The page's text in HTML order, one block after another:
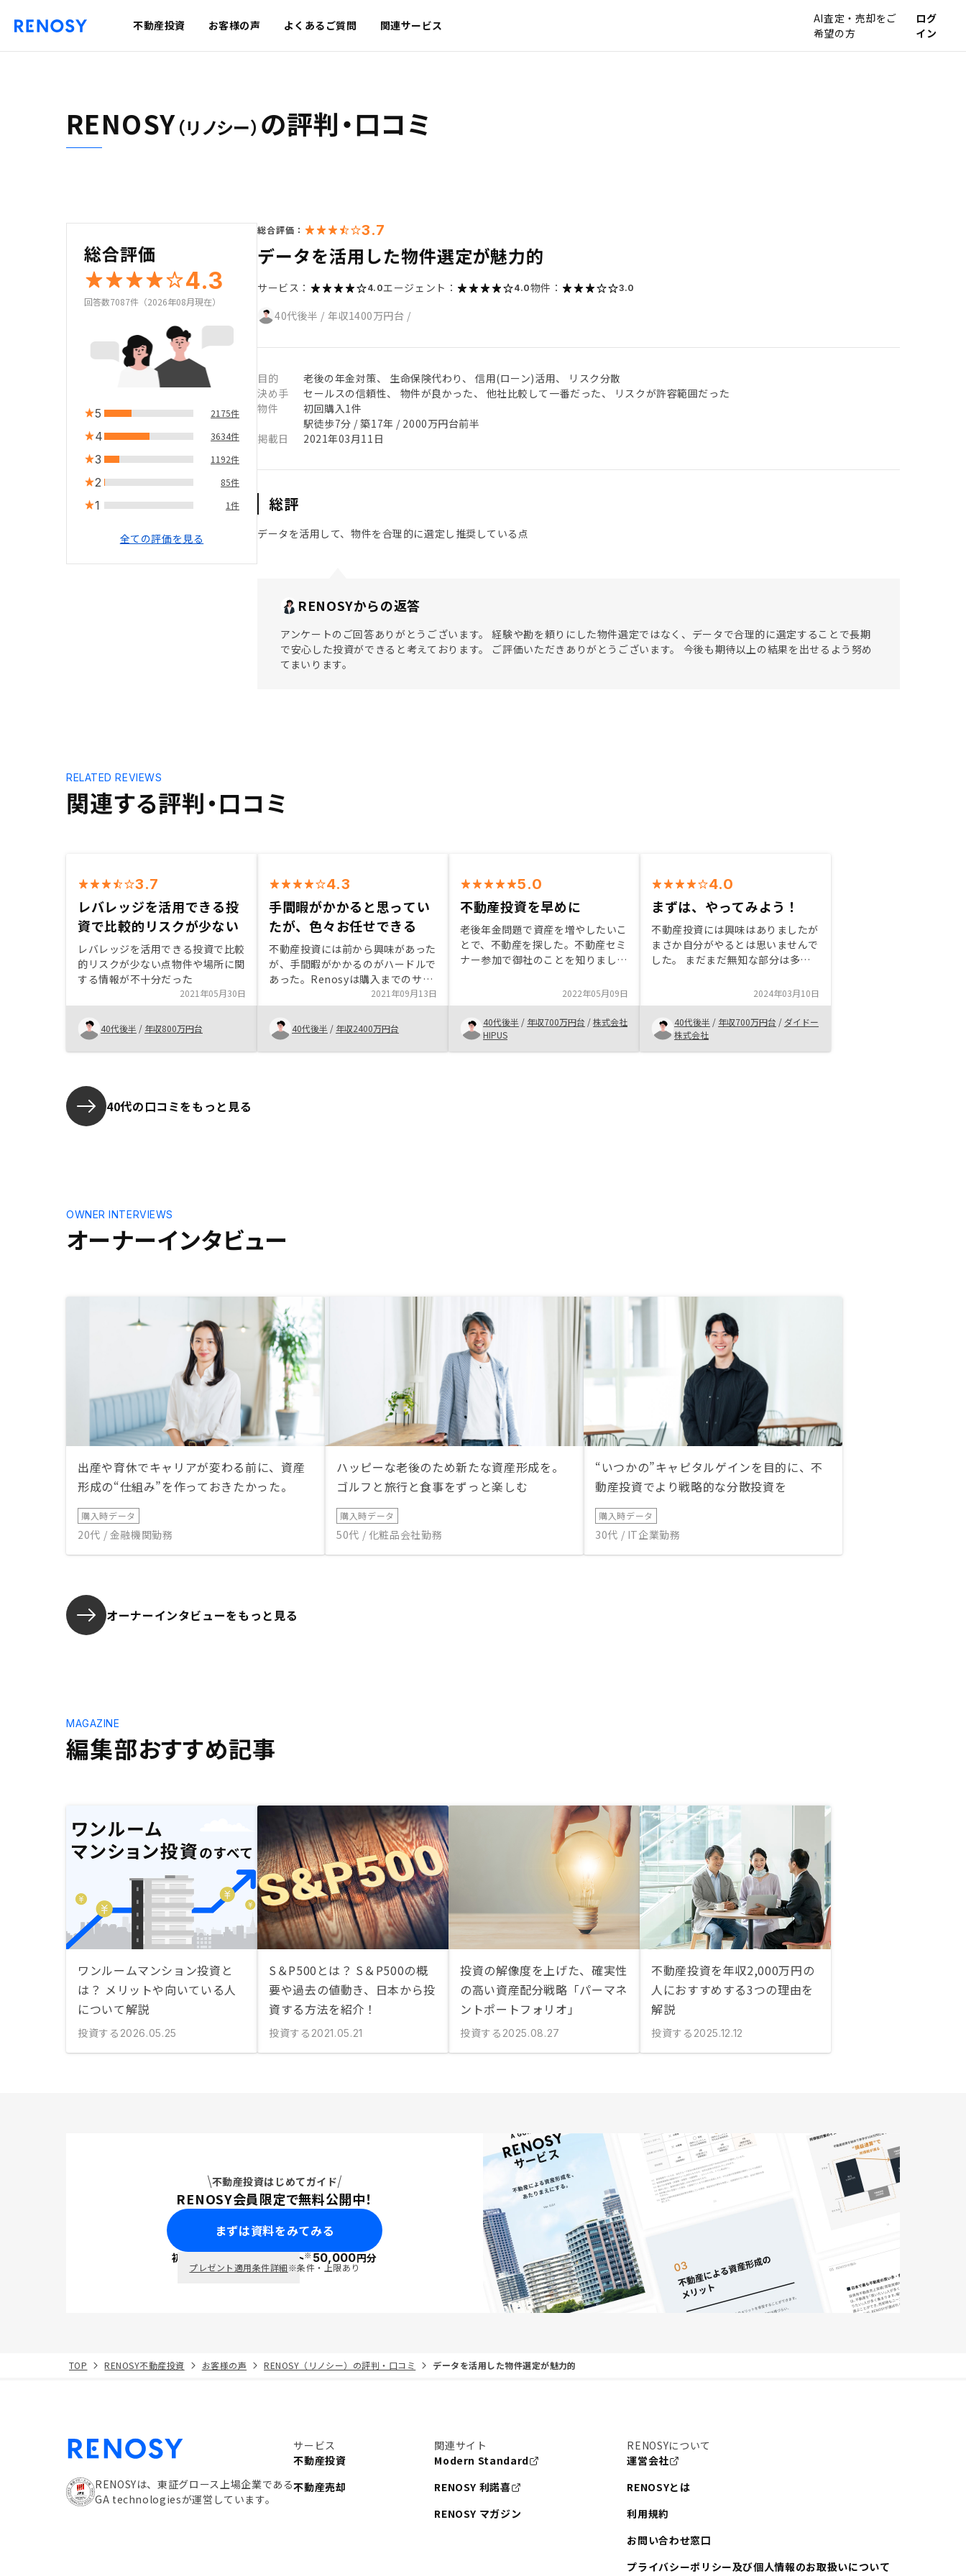
不動産投資 お客様の声 よくあるご質問 関連サービス
AI査定・売却をご
希望の方
ログ
イン
RENOSY（リノシー） の評判・口コミ
総合評価
4.3
回答数7087件（2026年08月現在）
5 2175件
4 3634件
3 1192件
2 85件
1 1件
全ての評価を見る
総合評価： 3.7
データを活用した物件選定が魅力的
サービス： 4.0エージェント： 4.0物件： 3.0
40代後半 / 年収1400万円台 /
目的
老後の年金対策、 生命保険代わり、 信用(ローン)活用、 リスク分散
決め手
セールスの信頼性、 物件が良かった、 他社比較して一番だった、 リスクが許容範囲だった
物件
初回購入1件
駅徒歩7分 / 築17年 / 2000万円台前半
掲載日
2021年03月11日
総評
データを活用して、物件を合理的に選定し推奨している点
RENOSYからの返答
アンケートのご回答ありがとうございます。 経験や勘を頼りにした物件選定ではなく、データで合理的に選定することで長期
で安心した投資ができると考えております。 ご評価いただきありがとうございます。 今後も期待以上の結果を出せるよう努め
てまいります。
関連する評判・口コミ
RELATED REVIEWS
3.7
レバレッジを活用できる投
資で比較的リスクが少ない
レバレッジを活用できる投資で比較
的リスクが少ない点物件や場所に関
する情報が不十分だった
2021年05月30日
40代後半 / 年収800万円台
4.3
手間暇がかかると思ってい
たが、色々お任せできる
不動産投資には前から興味があった
が、手間暇がかかるのがハードルで
あった。Renosyは購入までのサポ
ートも充実しており管理もお任せで
きるのがよい
2021年09月13日
40代後半 / 年収2400万円台
5.0
不動産投資を早めに
老後年金問題で資産を増やしたいこ
とで、不動産を探した。不動産セミ
ナー参加で御社のことを知りまし
今回の物件と御社のことが一番信頼
できるため、購入を決意した。ご担
当者はとても親切でご丁寧にご説明
頂き、とても納得ができる内容でし
た。
2022年05月09日
40代後半 / 年収700万円台 /株式会社
HIPUS
4.0
まずは、やってみよう！
不動産投資には興味はありましたが
まさか自分がやるとは思いませんで
した。 まだまだ無知な部分は多い
勉強したいと 思います。 リノシー
さんの 担当セールスマンが良い人
達なので 今度とも宜しくお願いし
ます
2024年03月10日
40代後半 / 年収700万円台 / ダイドー
株式会社
40代の口コミをもっと見る
オーナーインタビュー
OWNER INTERVIEWS
出産や育休でキャリアが変わる前に、資産
形成の“仕組み”を作っておきたかった。
購入時データ
20代 / 金融機関勤務
ハッピーな老後のため新たな資産形成を。
ゴルフと旅行と食事をずっと楽しむ
購入時データ
50代 / 化粧品会社勤務
“いつかの”キャピタルゲインを目的に、不
動産投資でより戦略的な分散投資を
購入時データ
30代 / IT企業勤務
オーナーインタビューをもっと見る
編集部おすすめ記事
MAGAZINE
ワンルームマンション投資と
は？ メリットや向いている人
について解説
投資する 2026.05.25
S＆P500とは？ S＆P500の概
要や過去の値動き、日本から投
資する方法を紹介！
投資する 2021.05.21
投資の解像度を上げた、確実性
の高い資産配分戦略「パーマネ
ントポートフォリオ」
投資する 2025.08.27
不動産投資を年収2,000万円の
人におすすめする3つの理由を
解説
投資する 2025.12.12
不動産投資はじめてガイド
RENOSY会員限定で無料公開中！
まずは資料をみてみる
初回面談で ポイント※50,000円分
プレゼント適用条件詳細※条件・上限あり
TOP RENOSY不動産投資 お客様の声 RENOSY（リノシー）の評判・口コミ データを活用した物件選定が魅力的
RENOSYは、東証グロース上場企業である
GA technologiesが運営しています。
サービス
不動産投資
不動産売却
関連サイト
Modern Standard
RENOSY 利諾喜
RENOSY マガジン
RENOSYについて
運営会社
RENOSYとは
利用規約
お問い合わせ窓口
プライバシーポリシー及び個人情報のお取扱いについて